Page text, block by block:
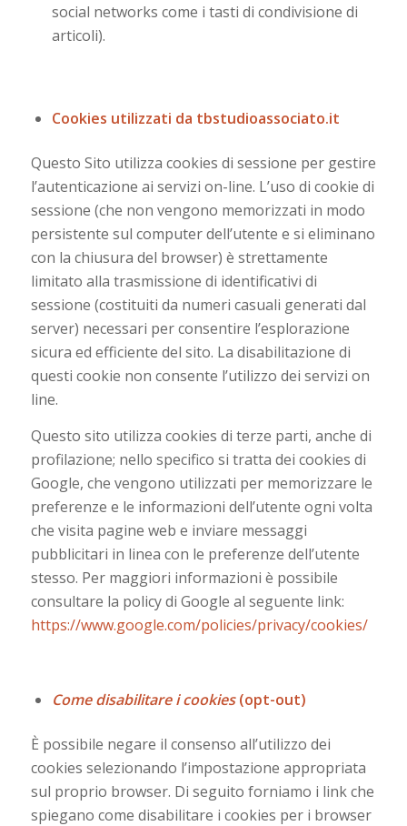
social networks come i tasti di condivisione di
articoli).
Cookies utilizzati da tbstudioassociato.it
Questo Sito utilizza cookies di sessione per gestire
l’autenticazione ai servizi on-line. L’uso di cookie di
sessione (che non vengono memorizzati in modo
persistente sul computer dell’utente e si eliminano
con la chiusura del browser) è strettamente
limitato alla trasmissione di identificativi di
sessione (costituiti da numeri casuali generati dal
server) necessari per consentire l’esplorazione
sicura ed efficiente del sito. La disabilitazione di
questi cookie non consente l’utilizzo dei servizi on
line.
Questo sito utilizza cookies di terze parti, anche di
profilazione; nello specifico si tratta dei cookies di
Google, che vengono utilizzati per memorizzare le
preferenze e le informazioni dell’utente ogni volta
che visita pagine web e inviare messaggi
pubblicitari in linea con le preferenze dell’utente
stesso. Per maggiori informazioni è possibile
consultare la policy di Google al seguente link:
https://www.google.com/policies/privacy/cookies/
Come disabilitare i cookies(opt-out)
È possibile negare il consenso all’utilizzo dei
cookies selezionando l’impostazione appropriata
sul proprio browser. Di seguito forniamo i link che
spiegano come disabilitare i cookies per i browser